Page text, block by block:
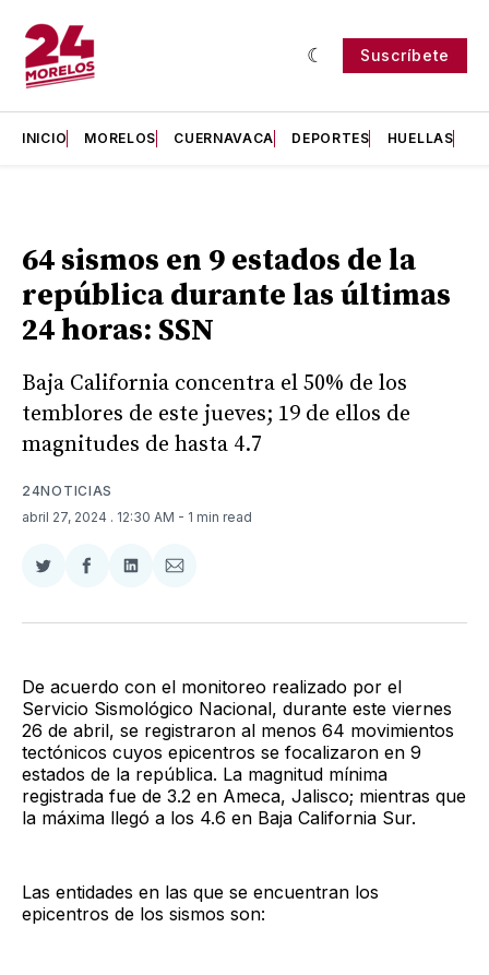
Suscríbete
INICIO MORELOS CUERNAVACA DEPORTES HUELLAS
64 sismos en 9 estados de la
república durante las últimas
24 horas: SSN
Baja California concentra el 50% de los
temblores de este jueves; 19 de ellos de
magnitudes de hasta 4.7
24NOTICIAS
abril 27, 2024 . 12:30 AM - 1 min read
Compartir
Twitter
Compartir
Facebook
Compartir
LinkedIn
Compartir
Email
De acuerdo con el monitoreo realizado por el
Servicio Sismológico Nacional, durante este viernes
26 de abril, se registraron al menos 64 movimientos
tectónicos cuyos epicentros se focalizaron en 9
estados de la república. La magnitud mínima
registrada fue de 3.2 en Ameca, Jalisco; mientras que
la máxima llegó a los 4.6 en Baja California Sur.
Las entidades en las que se encuentran los
epicentros de los sismos son: